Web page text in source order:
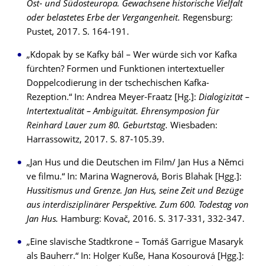
Ost- und Südosteuropa. Gewachsene historische Vielfalt
oder belastetes Erbe der Vergangenheit. Regensburg:
Pustet, 2017. S. 164-191.
„Kdopak by se Kafky bál – Wer würde sich vor Kafka
fürchten? Formen und Funktionen intertextueller
Doppelcodierung in der tschechischen Kafka-
Rezeption.“ In: Andrea Meyer-Fraatz [Hg.]: Dialogizität –
Intertextualität – Ambiguität. Ehrensymposion für
Reinhard Lauer zum 80. Geburtstag. Wiesbaden:
Harrassowitz, 2017. S. 87-105.39.
„Jan Hus und die Deutschen im Film/ Jan Hus a Němci
ve filmu.“ In: Marina Wagnerová, Boris Blahak [Hgg.]:
Hussitismus und Grenze. Jan Hus, seine Zeit und Bezüge
aus interdisziplinärer Perspektive. Zum 600. Todestag von
Jan Hus. Hamburg: Kovač, 2016. S. 317-331, 332-347.
„Eine slavische Stadtkrone – Tomáš Garrigue Masaryk
als Bauherr.“ In: Holger Kuße, Hana Kosourová [Hgg.]: